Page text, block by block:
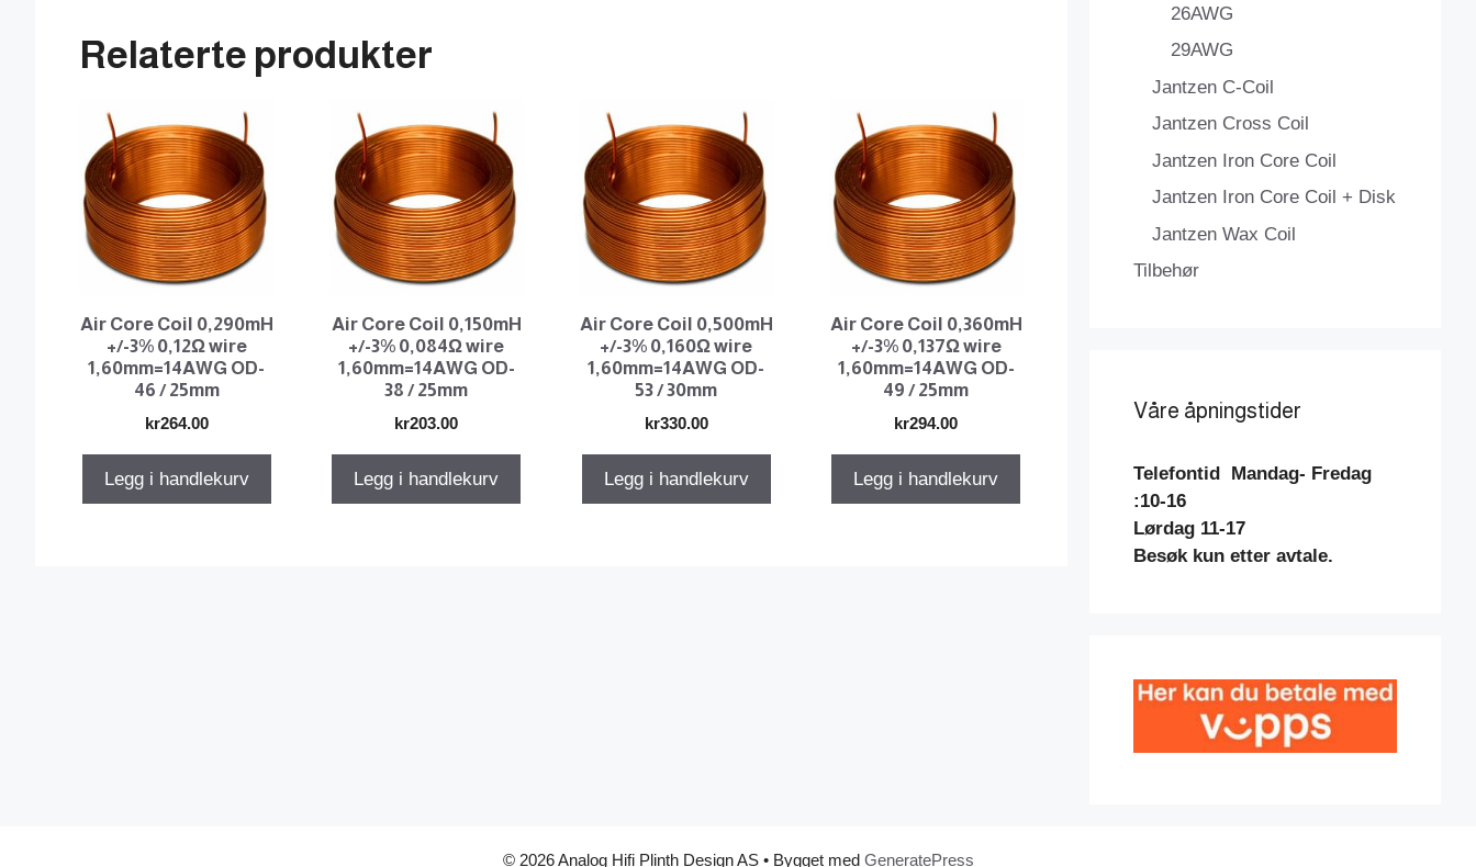
Relaterte produkter
Air Core Coil 0,290mH
+/-3% 0,12Ω wire
1,60mm=14AWG OD-
46 / 25mm
kr264.00
Legg i handlekurv
Air Core Coil 0,150mH
+/-3% 0,084Ω wire
1,60mm=14AWG OD-
38 / 25mm
kr203.00
Legg i handlekurv
Air Core Coil 0,500mH
+/-3% 0,160Ω wire
1,60mm=14AWG OD-
53 / 30mm
kr330.00
Legg i handlekurv
Air Core Coil 0,360mH
+/-3% 0,137Ω wire
1,60mm=14AWG OD-
49 / 25mm
kr294.00
Legg i handlekurv
26AWG
29AWG
Jantzen C-Coil
Jantzen Cross Coil
Jantzen Iron Core Coil
Jantzen Iron Core Coil + Disk
Jantzen Wax Coil
Tilbehør
Våre åpningstider
Telefontid Mandag- Fredag
:10-16
Lørdag 11-17
Besøk kun etter avtale.
© 2026 Analog Hifi Plinth Design AS• Bygget med GeneratePress